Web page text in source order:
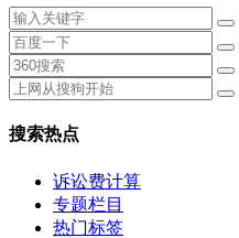
搜索热点
诉讼费计算
专题栏目
热门标签